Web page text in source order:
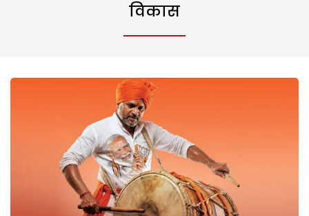
विकास